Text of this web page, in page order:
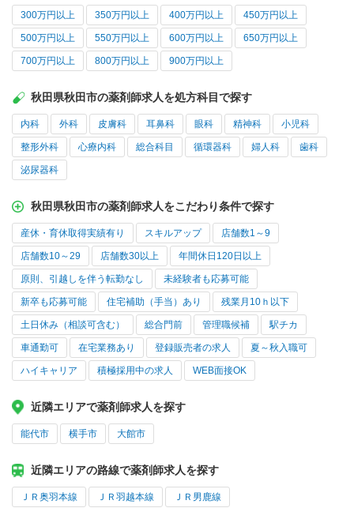
300万円以上 350万円以上 400万円以上 450万円以上
500万円以上 550万円以上 600万円以上 650万円以上
700万円以上 800万円以上 900万円以上
秋田県秋田市の薬剤師求人を処方科目で探す
内科 外科 皮膚科 耳鼻科 眼科 精神科 小児科
整形外科 心療内科 総合科目 循環器科 婦人科 歯科
泌尿器科
秋田県秋田市の薬剤師求人をこだわり条件で探す
産休・育休取得実績有り スキルアップ 店舗数1～9
店舗数10～29 店舗数30以上 年間休日120日以上
原則、引越しを伴う転勤なし 未経験者も応募可能
新卒も応募可能 住宅補助（手当）あり 残業月10ｈ以下
土日休み（相談可含む） 総合門前 管理職候補 駅チカ
車通勤可 在宅業務あり 登録販売者の求人 夏～秋入職可
ハイキャリア 積極採用中の求人 WEB面接OK
近隣エリアで薬剤師求人を探す
能代市 横手市 大館市
近隣エリアの路線で薬剤師求人を探す
ＪＲ奥羽本線 ＪＲ羽越本線 ＪＲ男鹿線